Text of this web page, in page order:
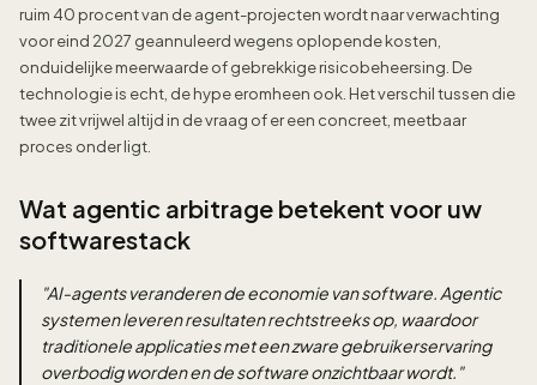
ruim 40 procent van de agent-projecten wordt naar verwachting
voor eind 2027 geannuleerd wegens oplopende kosten,
onduidelijke meerwaarde of gebrekkige risicobeheersing. De
technologie is echt, de hype eromheen ook. Het verschil tussen die
twee zit vrijwel altijd in de vraag of er een concreet, meetbaar
proces onder ligt.
Wat agentic arbitrage betekent voor uw
softwarestack
"AI-agents veranderen de economie van software. Agentic
systemen leveren resultaten rechtstreeks op, waardoor
traditionele applicaties met een zware gebruikerservaring
overbodig worden en de software onzichtbaar wordt. "